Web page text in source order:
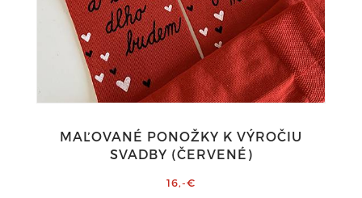
MAĽOVANÉ PONOŽKY K VÝROČIU
SVADBY (ČERVENÉ)
16,-€